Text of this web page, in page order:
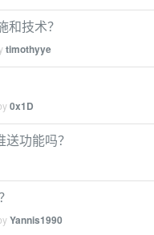
技术？
timothyye
0x1D
功能吗？
Yannis1990